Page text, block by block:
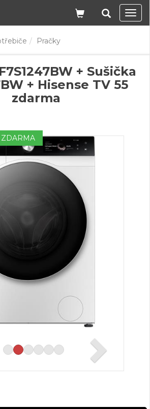
Pračky
+ Sušička
+ Hisense TV 55
zdarma
ZDARMA